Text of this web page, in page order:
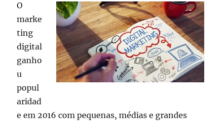
O
marke
ting
digital
ganho
u
popul
aridad
e em 2016 com pequenas, médias e grandes